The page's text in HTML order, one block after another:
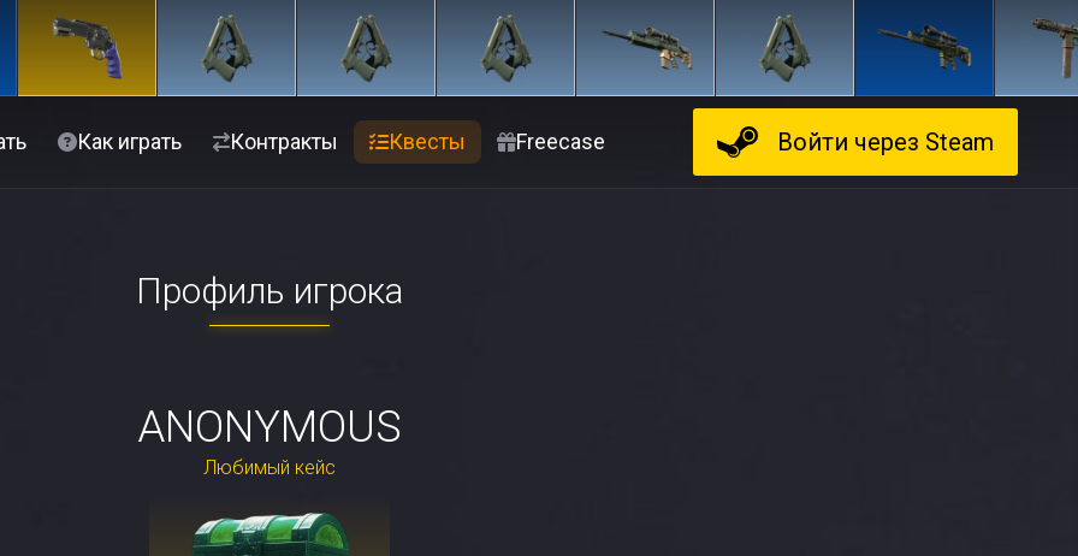
Как играть Контракты Квесты Freecase Войти через Steam
Профиль игрока
ANONYMOUS
Любимый кейс